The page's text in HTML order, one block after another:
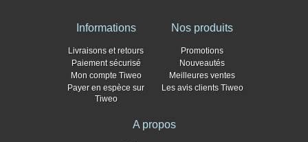
Informations
Livraisons et retours
Paiement sécurisé
Mon compte Tiweo
Payer en espèce sur
Tiweo
Nos produits
Promotions
Nouveautés
Meilleures ventes
Les avis clients Tiweo
A propos